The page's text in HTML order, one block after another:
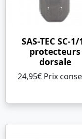
SAS-TEC SC-1/
protecteurs
dorsale
24,95€ Prix